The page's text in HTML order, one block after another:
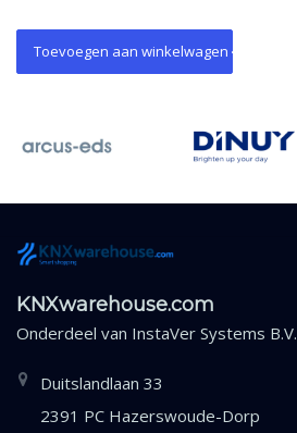
Toevoegen aan winkelwagen
KNXwarehouse.com
Onderdeel van InstaVer Systems B.V.
Duitslandlaan 33
2391 PC Hazerswoude-Dorp